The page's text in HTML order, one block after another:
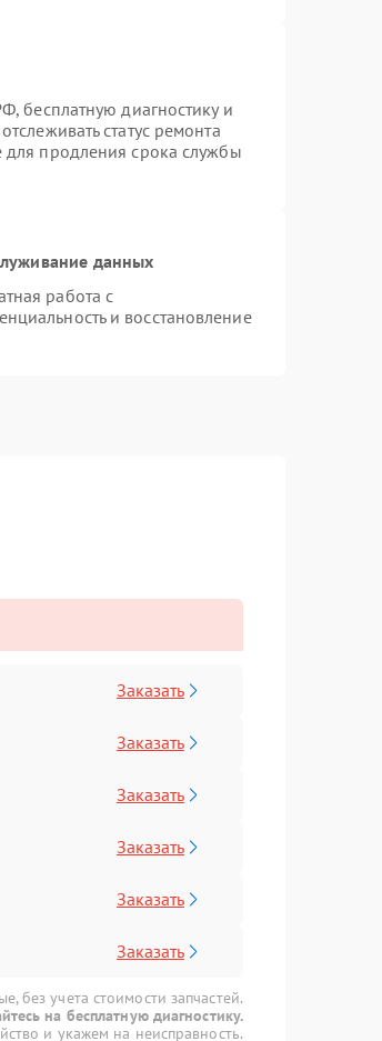
бесплатную диагностику и
статус ремонта
для продления срока службы
данных
работа с
и восстановление
Заказать
Заказать
Заказать
Заказать
Заказать
Заказать
без учета стоимости запчастей.
на бесплатную диагностику.
и укажем на неисправность.